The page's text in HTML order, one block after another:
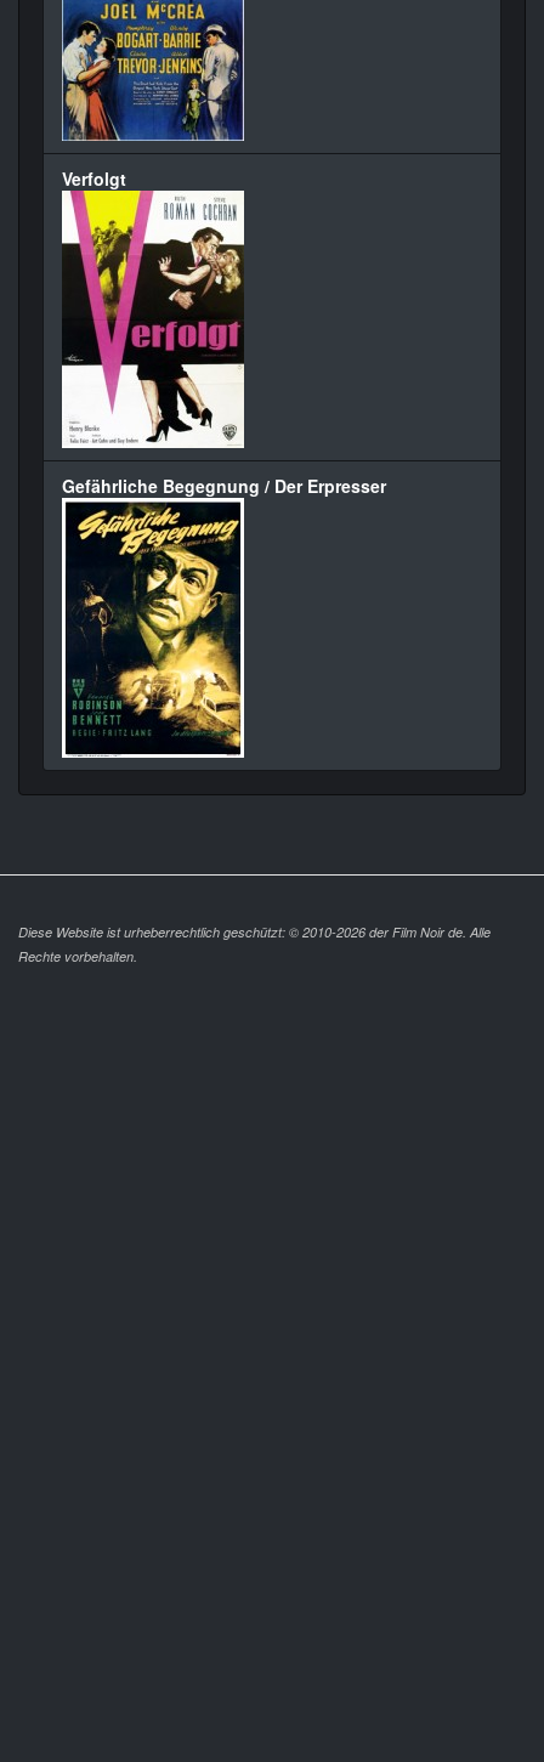
Verfolgt
Gefährliche Begegnung / Der Erpresser
Diese Website ist urheberrechtlich geschützt: © 2010-2026 der Film Noir de. Alle
Rechte vorbehalten.